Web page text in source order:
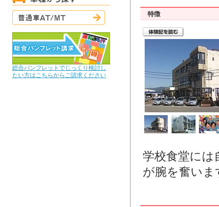
総合パンフレットでじっくり検討し
たい方はこちらからご請求ください
特徴
学校食堂には
が腕を奮いま